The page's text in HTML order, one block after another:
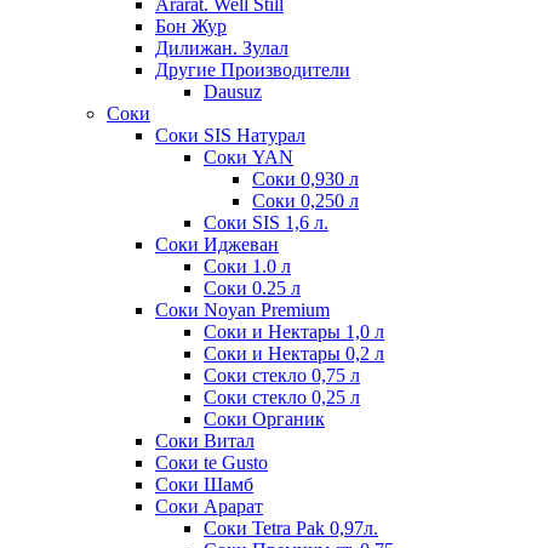
Ararat. Well Still
Бон Жур
Дилижан. Зулал
Другие Производители
Dausuz
Соки
Соки SIS Натурал
Соки YAN
Соки 0,930 л
Соки 0,250 л
Соки SIS 1,6 л.
Соки Иджеван
Соки 1.0 л
Соки 0.25 л
Соки Noyan Premium
Соки и Нектары 1,0 л
Соки и Нектары 0,2 л
Соки стекло 0,75 л
Соки стекло 0,25 л
Соки Органик
Соки Витал
Соки te Gusto
Соки Шамб
Соки Арарат
Соки Tetra Pak 0,97л.